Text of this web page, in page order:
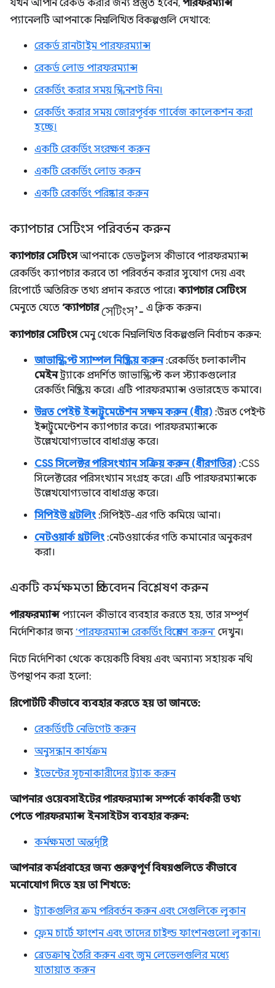
যখন আপনি রেকর্ড করার জন্য প্রস্তুত হবেন, পারফরম্যান্স
প্যানেলটি আপনাকে নিম্নলিখিত বিকল্পগুলি দেখাবে:
রেকর্ড রানটাইম পারফরম্যান্স
রেকর্ড লোড পারফরম্যান্স
রেকর্ডিং করার সময় স্ক্রিনশট নিন।
রেকর্ডিং করার সময় জোরপূর্বক গার্বেজ কালেকশন করা
হচ্ছে।
একটি রেকর্ডিং সংরক্ষণ করুন
একটি রেকর্ডিং লোড করুন
একটি রেকর্ডিং পরিষ্কার করুন
ক্যাপচার সেটিংস পরিবর্তন করুন
ক্যাপচার সেটিংসআপনাকে ডেভটুলস কীভাবে পারফরম্যান্স
রেকর্ডিং ক্যাপচার করবে তা পরিবর্তন করার সুযোগ দেয় এবং
রিপোর্টে অতিরিক্ত তথ্য প্রদান করতে পারে।ক্যাপচার সেটিংস
মেনুতে যেতে ‘ক্যাপচার সেটিংস’- এ ক্লিক করুন।
ক্যাপচার সেটিংসমেনু থেকে নিম্নলিখিত বিকল্পগুলি নির্বাচন করুন:
জাভাস্ক্রিপ্ট স্যাম্পল নিষ্ক্রিয় করুন: রেকর্ডিং চলাকালীন
মেইনট্র্যাকে প্রদর্শিত জাভাস্ক্রিপ্ট কল স্ট্যাকগুলোর
রেকর্ডিং নিষ্ক্রিয় করে। এটি পারফরম্যান্স ওভারহেড কমাবে।
উন্নত পেইন্ট ইন্সট্রুমেন্টেশন সক্ষম করুন (ধীর) : উন্নত পেইন্ট
ইন্সট্রুমেন্টেশন ক্যাপচার করে। পারফরম্যান্সকে
উল্লেখযোগ্যভাবে বাধাগ্রস্ত করে।
CSS সিলেক্টর পরিসংখ্যান সক্রিয় করুন (ধীরগতির) : CSS
সিলেক্টরের পরিসংখ্যান সংগ্রহ করে। এটি পারফরম্যান্সকে
উল্লেখযোগ্যভাবে বাধাগ্রস্ত করে।
সিপিইউ থ্রটলিং: সিপিইউ-এর গতি কমিয়ে আনা।
নেটওয়ার্ক থ্রটলিং: নেটওয়ার্কের গতি কমানোর অনুকরণ
করা।
একটি কর্মক্ষমতা প্রতিবেদন বিশ্লেষণ করুন
পারফরম্যান্সপ্যানেল কীভাবে ব্যবহার করতে হয়, তার সম্পূর্ণ
নির্দেশিকার জন্য ‘পারফরম্যান্স রেকর্ডিং বিশ্লেষণ করুন’ দেখুন।
নিচে নির্দেশিকা থেকে কয়েকটি বিষয় এবং অন্যান্য সহায়ক নথি
উপস্থাপন করা হলো:
রিপোর্টটি কীভাবে ব্যবহার করতে হয় তা জানতে:
রেকর্ডিংটি নেভিগেট করুন
অনুসন্ধান কার্যক্রম
ইভেন্টের সূচনাকারীদের ট্র্যাক করুন
আপনার ওয়েবসাইটের পারফরম্যান্স সম্পর্কে কার্যকরী তথ্য
পেতে পারফরম্যান্স ইনসাইটস ব্যবহার করুন:
কর্মক্ষমতা অন্তর্দৃষ্টি
আপনার কর্মপ্রবাহের জন্য গুরুত্বপূর্ণ বিষয়গুলিতে কীভাবে
মনোযোগ দিতে হয় তা শিখতে:
ট্র্যাকগুলির ক্রম পরিবর্তন করুন এবং সেগুলিকে লুকান
ফ্লেম চার্টে ফাংশন এবং তাদের চাইল্ড ফাংশনগুলো লুকান।
ব্রেডক্রাম্ব তৈরি করুন এবং জুম লেভেলগুলির মধ্যে
যাতায়াত করুন